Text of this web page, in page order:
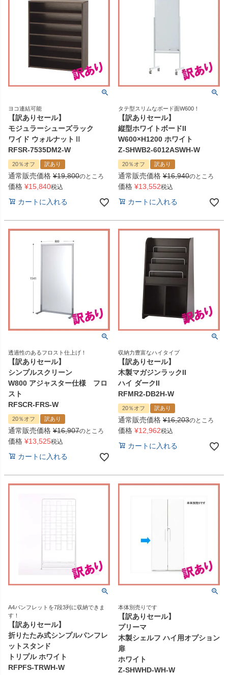
ヨコ連結可能
【訳ありセール】
モジュラーシューズラック
ワイド ウォルナットⅡ
RFSR-7535DM2-W
20％オフ 訳あり
通常販売価格 ¥19,800のところ
価格 ¥15,840税込
カートに入れる
タテ型スリムなボード面W600！
【訳ありセール】
縦型ホワイトボードII
W600×H1200 ホワイト
Z-SHWB2-6012ASWH-W
20％オフ 訳あり
通常販売価格 ¥16,940のところ
価格 ¥13,552税込
カートに入れる
透過性のあるフロスト仕上げ！
【訳ありセール】
シンプルスクリーン
W800 アジャスター仕様 フロ
スト
RFSCR-FRS-W
20％オフ 訳あり
通常販売価格 ¥16,907のところ
価格 ¥13,525税込
カートに入れる
収納力豊富なハイタイプ
【訳ありセール】
木製マガジンラックII
ハイ ダークII
RFMR2-DB2H-W
20％オフ 訳あり
通常販売価格 ¥16,203のところ
価格 ¥12,962税込
カートに入れる
A4パンフレットを7段3列に収納できま
す！
【訳ありセール】
折りたたみ式シンプルパンフレ
ットスタンド
トリプル ホワイト
RFPFS-TRWH-W
本体別売りです
【訳ありセール】
プリーマ
木製シェルフ ハイ用オプション
扉
ホワイト
Z-SHWHD-WH-W